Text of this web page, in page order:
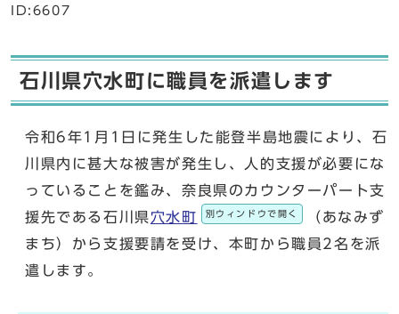
ID:6607
石川県穴水町に職員を派遣します
令和6年1月1日に発生した能登半島地震により、石
川県内に甚大な被害が発生し、人的支援が必要にな
っていることを鑑み、奈良県のカウンターパート支
援先である石川県穴水町 別ウィンドウで開く
（あなみず
まち）から支援要請を受け、本町から職員2名を派
遣します。